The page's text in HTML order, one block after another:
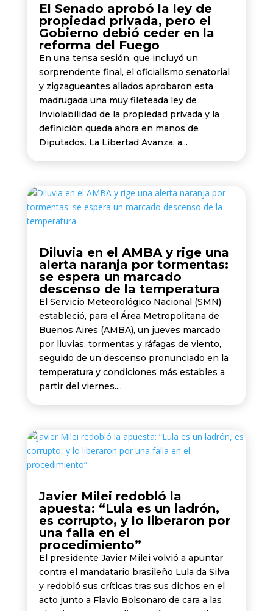
El Senado aprobó la ley de
propiedad privada, pero el
Gobierno debió ceder en la
reforma del Fuego
En una tensa sesión, que incluyó un
sorprendente final, el oficialismo senatorial
y zigzagueantes aliados aprobaron esta
madrugada una muy fileteada ley de
inviolabilidad de la propiedad privada y la
definición queda ahora en manos de
Diputados. La Libertad Avanza, a...
Diluvia en el AMBA y rige una
alerta naranja por tormentas:
se espera un marcado
descenso de la temperatura
El Servicio Meteorológico Nacional (SMN)
estableció, para el Área Metropolitana de
Buenos Aires (AMBA), un jueves marcado
por lluvias, tormentas y ráfagas de viento,
seguido de un descenso pronunciado en la
temperatura y condiciones más estables a
partir del viernes....
Javier Milei redobló la
apuesta: “Lula es un ladrón,
es corrupto, y lo liberaron por
una falla en el
procedimiento”
El presidente Javier Milei volvió a apuntar
contra el mandatario brasileño Lula da Silva
y redobló sus críticas tras sus dichos en el
acto junto a Flavio Bolsonaro de cara a las